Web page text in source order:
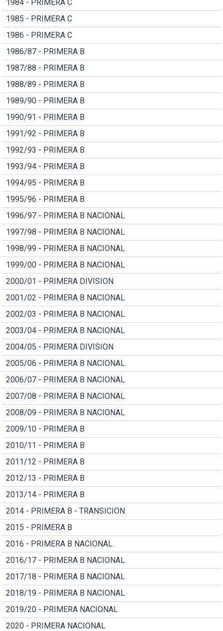
1984 - PRIMERA C
1985 - PRIMERA C
1986 - PRIMERA C
1986/87 - PRIMERA B
1987/88 - PRIMERA B
1988/89 - PRIMERA B
1989/90 - PRIMERA B
1990/91 - PRIMERA B
1991/92 - PRIMERA B
1992/93 - PRIMERA B
1993/94 - PRIMERA B
1994/95 - PRIMERA B
1995/96 - PRIMERA B
1996/97 - PRIMERA B NACIONAL
1997/98 - PRIMERA B NACIONAL
1998/99 - PRIMERA B NACIONAL
1999/00 - PRIMERA B NACIONAL
2000/01 - PRIMERA DIVISION
2001/02 - PRIMERA B NACIONAL
2002/03 - PRIMERA B NACIONAL
2003/04 - PRIMERA B NACIONAL
2004/05 - PRIMERA DIVISION
2005/06 - PRIMERA B NACIONAL
2006/07 - PRIMERA B NACIONAL
2007/08 - PRIMERA B NACIONAL
2008/09 - PRIMERA B NACIONAL
2009/10 - PRIMERA B
2010/11 - PRIMERA B
2011/12 - PRIMERA B
2012/13 - PRIMERA B
2013/14 - PRIMERA B
2014 - PRIMERA B - TRANSICION
2015 - PRIMERA B
2016 - PRIMERA B NACIONAL
2016/17 - PRIMERA B NACIONAL
2017/18 - PRIMERA B NACIONAL
2018/19 - PRIMERA B NACIONAL
2019/20 - PRIMERA NACIONAL
2020 - PRIMERA NACIONAL